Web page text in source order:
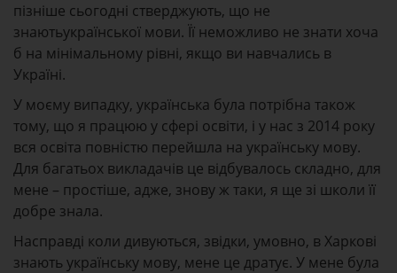
пізніше сьогодні стверджують, що не
знаютьукраїнської мови. Її неможливо не знати хоча
б на мінімальному рівні, якщо ви навчались в
Україні.
У моєму випадку, українська була потрібна також
тому, що я працюю у сфері освіти, і у нас з 2014 року
вся освіта повністю перейшла на українську мову.
Для багатьох викладачів це відбувалось складно, для
мене – простіше, адже, знову ж таки, я ще зі школи її
добре знала.
Насправді коли дивуються, звідки, умовно, в Харкові
знають українську мову, мене це дратує. У мене була